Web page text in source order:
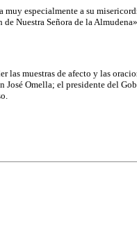
especialmente a su
Nuestra Señora de la
las muestras de afecto y las
Omella; el presidente del